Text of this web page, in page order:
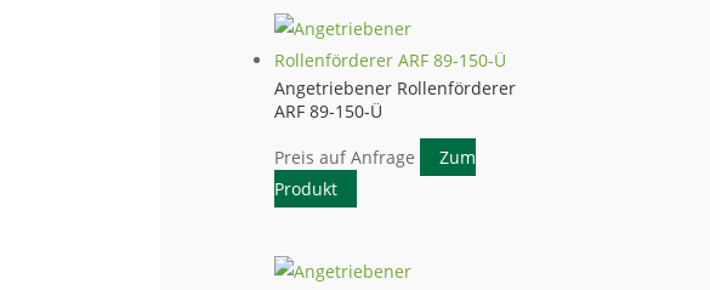
Angetriebener Rollenförderer
ARF 89-150-Ü
Preis auf Anfrage
Zum
Produkt